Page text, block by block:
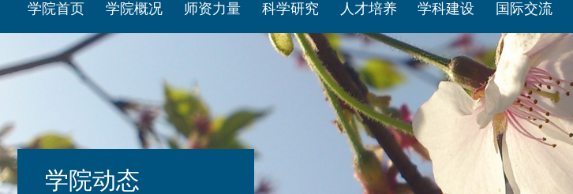
学院首页 学院概况 师资力量 科学研究 人才培养 学科建设 国际交流
学院动态